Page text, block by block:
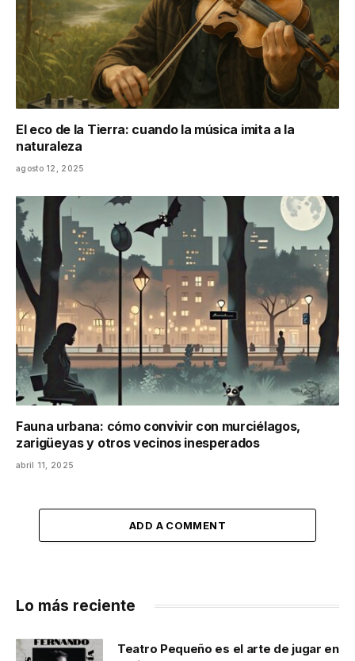
El eco de la Tierra: cuando la música imita a la
naturaleza
agosto 12, 2025
Fauna urbana: cómo convivir con murciélagos,
zarigüeyas y otros vecinos inesperados
abril 11, 2025
ADD A COMMENT
Lo más reciente
Teatro Pequeño es el arte de jugar en